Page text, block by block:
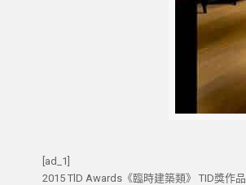
[ad_1]
2015 TlD Awards《臨時建築類》 TID獎作品